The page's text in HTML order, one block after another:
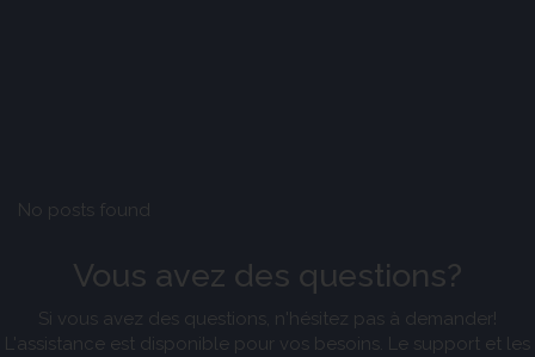
No posts found
Vous avez des questions?
Si vous avez des questions, n'hésitez pas à demander!
L'assistance est disponible pour vos besoins. Le support et les